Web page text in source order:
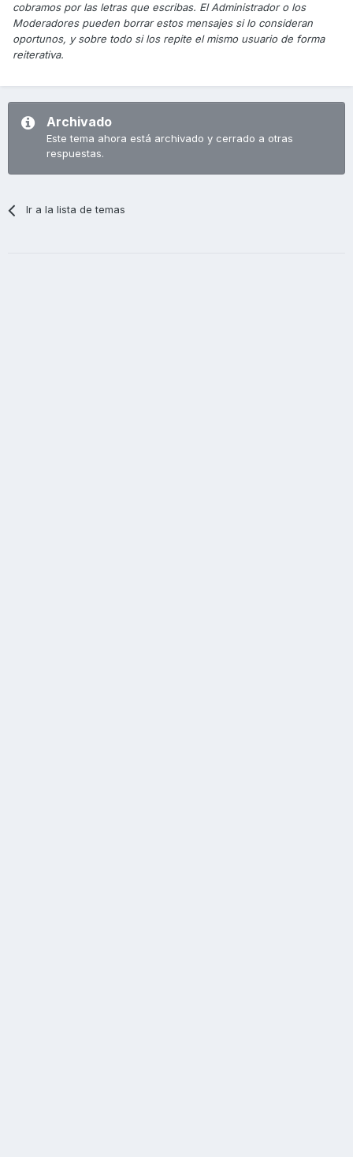
cobramos por las letras que escribas. El Administrador o los
Moderadores pueden borrar estos mensajes si lo consideran
oportunos, y sobre todo si los repite el mismo usuario de forma
reiterativa.
Archivado
Este tema ahora está archivado y cerrado a otras
respuestas.
Ir a la lista de temas